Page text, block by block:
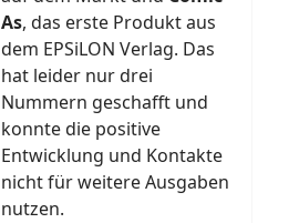
As, das erste Produkt aus
dem EPSiLON Verlag. Das
hat leider nur drei
Nummern geschafft und
konnte die positive
Entwicklung und Kontakte
nicht für weitere Ausgaben
nutzen.